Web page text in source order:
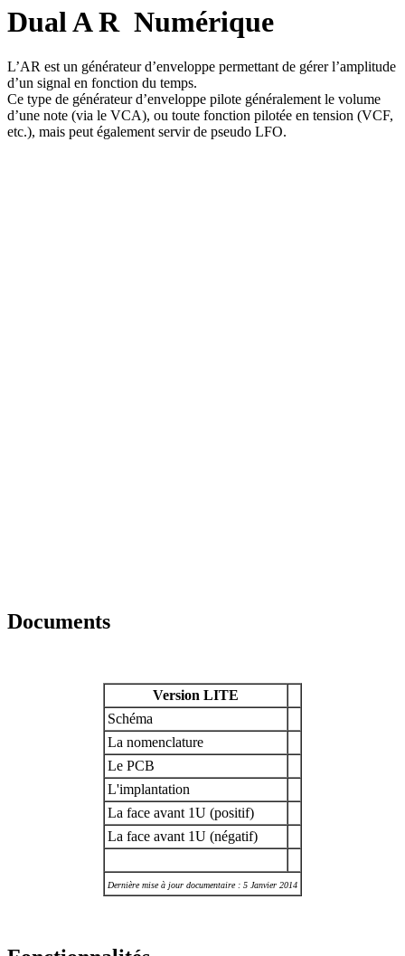
Dual A R Numérique
L’AR est un générateur d’enveloppe permettant de gérer l’amplitude
d’un signal en fonction du temps.
Ce type de générateur d’enveloppe pilote généralement le volume
d’une note (via le VCA), ou toute fonction pilotée en tension (VCF,
etc.), mais peut également servir de pseudo LFO.
Documents
Version LITE
Schéma
La nomenclature
Le PCB
L'implantation
La face avant 1U (positif)
La face avant 1U (négatif)
Dernière mise à jour documentaire : 5 Janvier 2014